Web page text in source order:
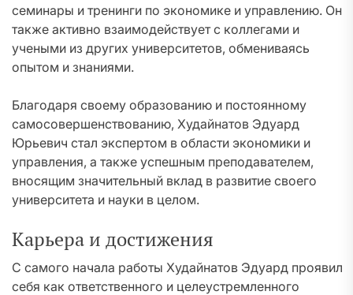
семинары и тренинги по экономике и управлению. Он
также активно взаимодействует с коллегами и
учеными из других университетов, обмениваясь
опытом и знаниями.
Благодаря своему образованию и постоянному
самосовершенствованию, Худайнатов Эдуард
Юрьевич стал экспертом в области экономики и
управления, а также успешным преподавателем,
вносящим значительный вклад в развитие своего
университета и науки в целом.
Карьера и достижения
С самого начала работы Худайнатов Эдуард проявил
себя как ответственного и целеустремленного